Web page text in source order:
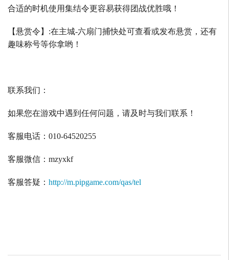
合适的时机使用集结令更容易获得团战优胜哦！
【悬赏令】 :在主城-六扇门捕快处可查看或发布悬赏，还有
趣味称号等你拿哟！
联系我们：
如果您在游戏中遇到任何问题，请及时与我们联系！
客服电话： 010-64520255
客服微信： mzyxkf
客服答疑： http://m.pipgame.com/qas/tel